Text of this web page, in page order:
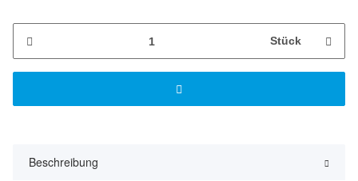
Stück
Beschreibung